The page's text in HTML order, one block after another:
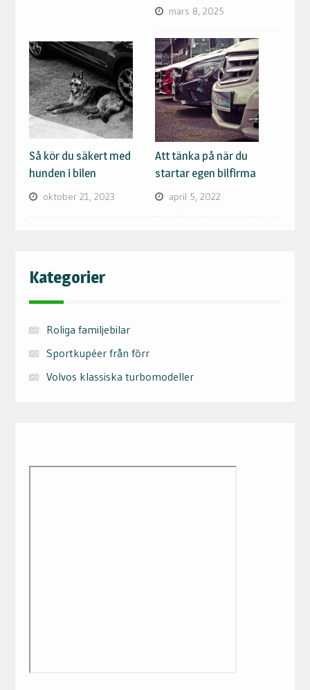
mars 8, 2025
Så kör du säkert med
hunden i bilen
oktober 21, 2023
Att tänka på när du
startar egen bilfirma
april 5, 2022
Kategorier
Roliga familjebilar
Sportkupéer från förr
Volvos klassiska turbomodeller